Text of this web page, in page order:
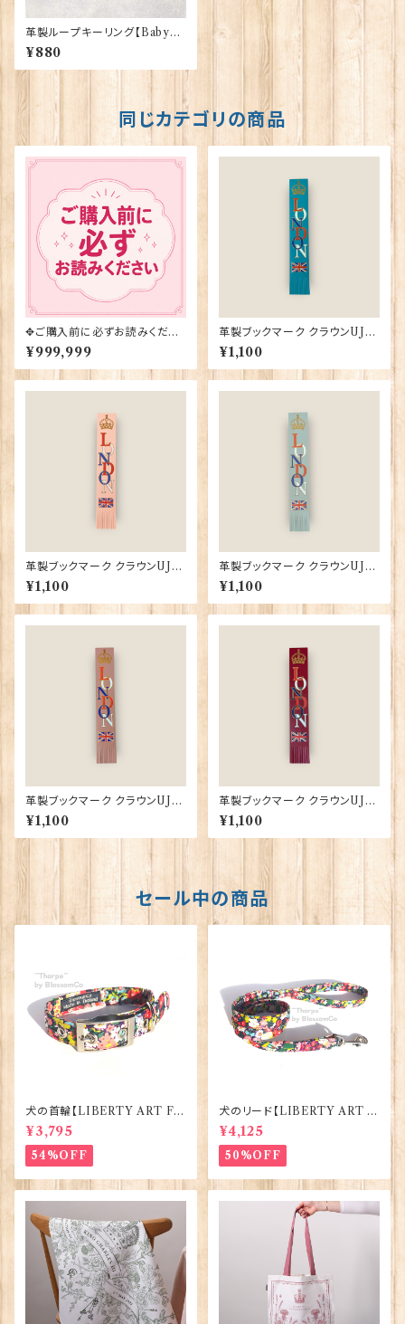
革製ループキーリング【BabyBl
ue】R.C.Brady 90383-Baby
Blue
¥880
同じカテゴリの商品
✥ご購入前に必ずお読みくださ
い✥
¥999,999
革製ブックマーク クラウンUJ
【ターコイズ】R.C.Brady 9038
2-Turqoise
¥1,100
革製ブックマーク クラウンUJ
【ペールピンク】R.C.Brady 90
382-PalePink
¥1,100
革製ブックマーク クラウンUJ
【ダッグエッグブルー】R.C.Brad
y 90382-DuckEgg
¥1,100
革製ブックマーク クラウンUJ
【ダスティピンク】R.C.Brady 9
0382-DustyPink
¥1,100
革製ブックマーク クラウンUJ
【クラレット】R.C.Brady 9038
2-Claret
¥1,100
セール中の商品
犬の首輪【LIBERTY ART FA
BRIC=Thorpe】BlossomCo
90295
¥3,795
54%OFF
犬のリード【LIBERTY ART F
ABRIC=Thorpe】BlossomC
o 90294
¥4,125
50%OFF